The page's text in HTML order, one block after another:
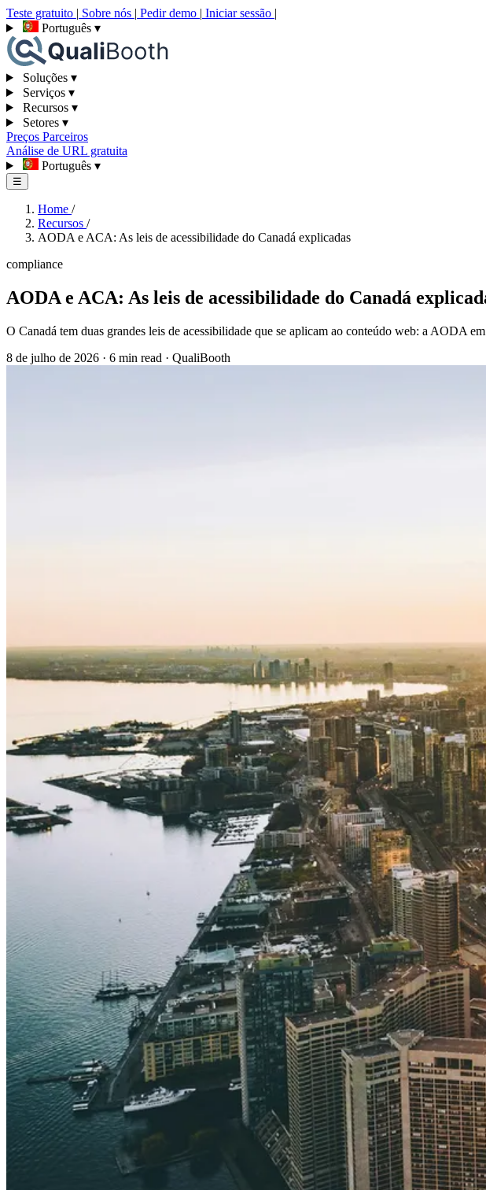
Teste gratuito | Sobre nós | Pedir demo | Iniciar sessão |
Português ▾
Soluções ▾
Serviços ▾
Recursos ▾
Setores ▾
Preços Parceiros
Análise de URL gratuita
Português ▾
☰
Home /
Recursos /
AODA e ACA: As leis de acessibilidade do Canadá explicadas
compliance
AODA e ACA: As leis de acessibilidade do Canadá
O Canadá tem duas grandes leis de acessibilidade que se aplicam ao conteúdo web: a AODA
8 de julho de 2026 · 6 min read · QualiBooth